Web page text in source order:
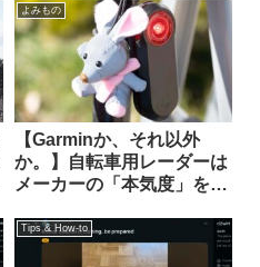
Van Rysel】
よみもの
【Garminか、それ以外
か。】自転車用レーダーは
メーカーの「本気度」を考
Brytonは誤判定が多すぎ
る？（海外掲示板から）
Tips & How-to